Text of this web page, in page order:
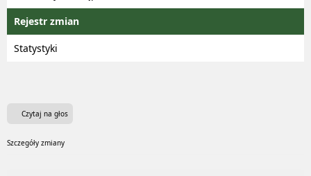
Rejestr zmian
Statystyki
Czytaj na głos
Szczegóły zmiany